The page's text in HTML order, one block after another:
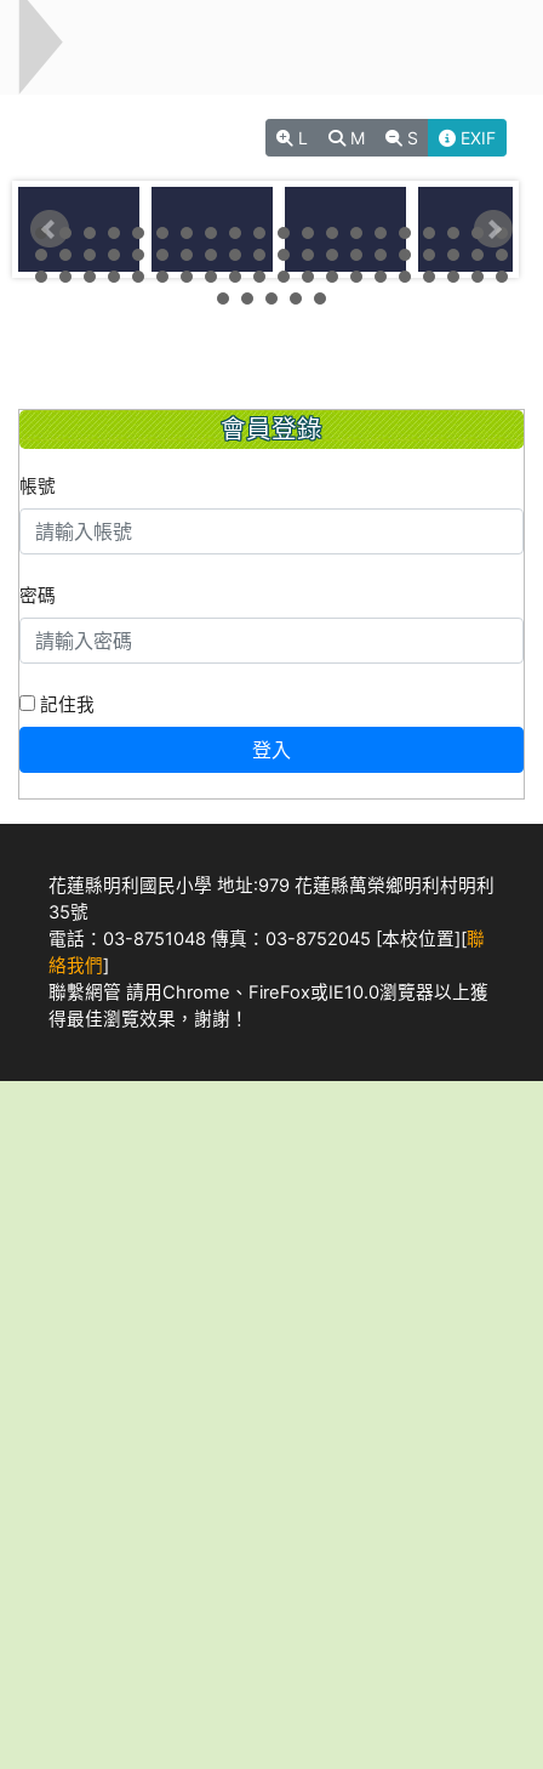
L M S EXIF
會員登錄
帳號
密碼
記住我
登入
花蓮縣明利國民小學 地址:979 花蓮縣萬榮鄉明利村明利
35號
電話：03-8751048 傳真：03-8752045 [本校位置][聯
絡我們]
聯繫網管 請用 Chrome 、 FireFox或IE10.0瀏覽器以上獲
得最佳瀏覽效果，謝謝！